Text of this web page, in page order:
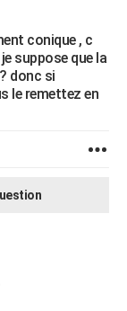
conique , c
suppose que la
donc si
le remettez en